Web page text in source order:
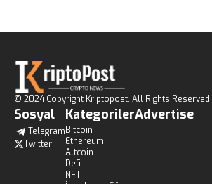
© 2024 Copyright Kriptopost. All Rights Reserved.
Sosyal
Telegram
Twitter
Kategoriler
Bitcoin
Ethereum
Altcoin
Defi
NFT
Advertise